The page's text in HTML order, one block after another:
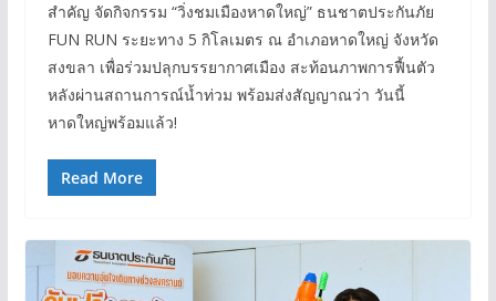
สำคัญ จัดกิจกรรม “วิ่งชมเมืองหาดใหญ่” ธนชาตประกันภัย
FUN RUN ระยะทาง 5 กิโลเมตร ณ อำเภอหาดใหญ่ จังหวัด
สงขลา เพื่อร่วมปลุกบรรยากาศเมือง สะท้อนภาพการฟื้นตัว
หลังผ่านสถานการณ์น้ำท่วม พร้อมส่งสัญญาณว่า วันนี้
หาดใหญ่พร้อมแล้ว!
Read More